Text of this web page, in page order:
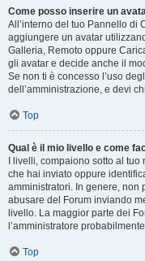
Come posso inserire un
All’interno del tuo Pannello di
aggiungere un avatar
Galleria, Remoto oppure
gli avatar e decide anche il
Se non ti è concesso l’uso
dell’amministrazione, e devi
Top
Qual è il mio livello e come
I livelli, compaiono sotto al
che hai inviato oppure
amministratori. In genere, non
abusare del Forum inviando
livello. La maggior parte dei
l’amministratore
Top